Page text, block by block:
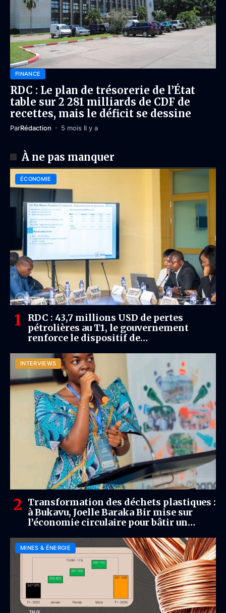
FINANCE
RDC : Le plan de trésorerie de l’État
table sur 2 281 milliards de CDF de
recettes, mais le déficit se dessine
ParRédaction 5 mois Il y a
À ne pas manquer
ÉCONOMIE
RDC : 43,7 millions USD de pertes
pétrolières au T1, le gouvernement
renforce le dispositif de
INTERVIEWS
Transformation des déchets plastiques :
à Bukavu, Joelle Baraka Bir mise sur
l’économie circulaire pour bâtir un
MINES & ÉNERGIE